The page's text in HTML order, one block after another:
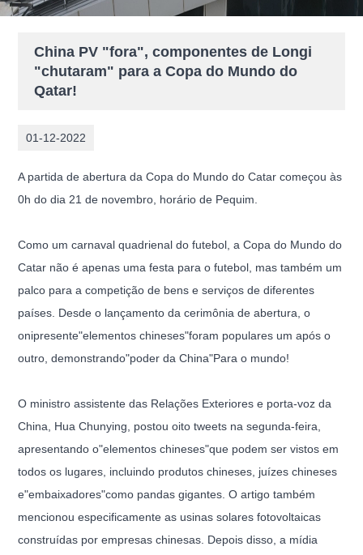
China PV "fora", componentes de Longi
"chutaram" para a Copa do Mundo do
Qatar!
01-12-2022
A partida de abertura da Copa do Mundo do Catar começou às
0h do dia 21 de novembro, horário de Pequim.
Como um carnaval quadrienal do futebol, a Copa do Mundo do
Catar não é apenas uma festa para o futebol, mas também um
palco para a competição de bens e serviços de diferentes
países. Desde o lançamento da cerimônia de abertura, o
onipresente"elementos chineses"foram populares um após o
outro, demonstrando"poder da China"Para o mundo!
O ministro assistente das Relações Exteriores e porta-voz da
China, Hua Chunying, postou oito tweets na segunda-feira,
apresentando o"elementos chineses"que podem ser vistos em
todos os lugares, incluindo produtos chineses, juízes chineses
e"embaixadores"como pandas gigantes. O artigo também
mencionou especificamente as usinas solares fotovoltaicas
construídas por empresas chinesas. Depois disso, a mídia